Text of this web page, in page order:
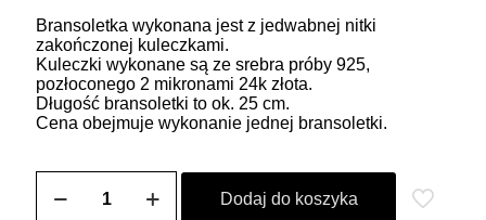
Bransoletka wykonana jest z jedwabnej nitki
zakończonej kuleczkami.
Kuleczki wykonane są ze srebra próby 925,
pozłoconego 2 mikronami 24k złota.
Długość bransoletki to ok. 25 cm.
Cena obejmuje wykonanie jednej bransoletki.
Bransoletka
Dodaj do koszyka